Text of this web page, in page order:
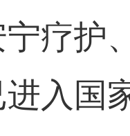
疗护
入国